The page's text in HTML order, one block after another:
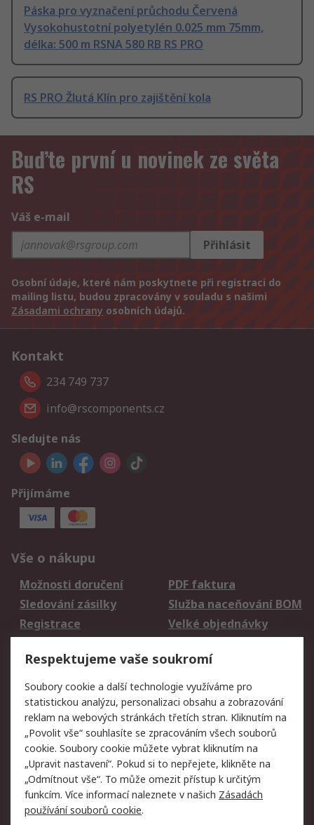
Páska pro vyznačení průchodu Červená
Vysokohustotní polyetylén 0.025 mm 75mm,
délka: 500 m RSNA 580 RB RS PRO
RS PRO Žlutá Klín pro zajištění kola
Buďte první u novinek ze světa
RS
Váš e-mail
Přihlásit
Osobní údaje, které nám poskytnete při registraci do
mailing listu, budou zpracovány v souladu s našimi
Zásadami ochrany osobních údajů.
Kontakt
234 749 737
info@rscomponents.cz
Sledujte nás
Přijímáme
Vše o nákupu
Možnosti doručení
PDF faktura
Sledování zásilky
Služba naceňování BOM
Registrace
Velké objednávky
Právní
Autorská práva
Obchodní podmínky
společnosti RS
Prohlášení o ochraně
údajů
Zabezpečení
elektronické pošty
Zásady pro soubory
cookie
Zásady ochrany
osobních údajů
Respektujeme vaše soukromí
Soubory cookie a další technologie využíváme pro
statistickou analýzu, personalizaci obsahu a zobrazování
reklam na webových stránkách třetích stran. Kliknutím na
„Povolit vše“ souhlasíte se zpracováním všech souborů
cookie. Soubory cookie můžete vybrat kliknutím na
„Upravit nastavení“. Pokud si to nepřejete, klikněte na
„Odmítnout vše“. To může omezit přístup k určitým
funkcím. Více informací naleznete v našich Zásadách
používání souborů cookie.